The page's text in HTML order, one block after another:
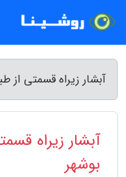
آبشار زیراه قسمتی از
آبشار زیراه
بوشهر